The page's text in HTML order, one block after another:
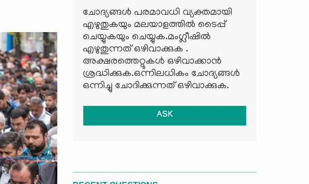
ചോദ്യങ്ങള്‍ പരമാവധി വ്യക്തമായി
എഴുതുകയും മലയാളത്തില്‍ ടൈപ്പ്
ചെയ്യുകയും ചെയ്യുക.മംഗ്ലീഷില്‍
എഴുതുന്നത് ഒഴിവാക്കുക .
അക്ഷരത്തെറ്റുകള്‍ ഒഴിവാക്കാന്‍
ശ്രദ്ധിക്കുക.ഒന്നിലധികം ചോദ്യങ്ങള്‍
ഒന്നിച്ചു ചോദിക്കുന്നത് ഒഴിവാക്കുക.
ASK